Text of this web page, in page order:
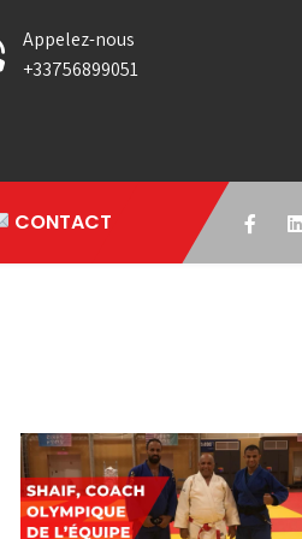
Appelez-nous
+33756899051
CONTACT